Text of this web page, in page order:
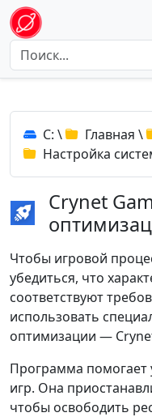
C: \ Главная \
Настройка
Crynet
Чтобы игровой
убедиться, что
соответствуют
использовать
оптимизации —
Программа помогает
игр. Она
чтобы освободить